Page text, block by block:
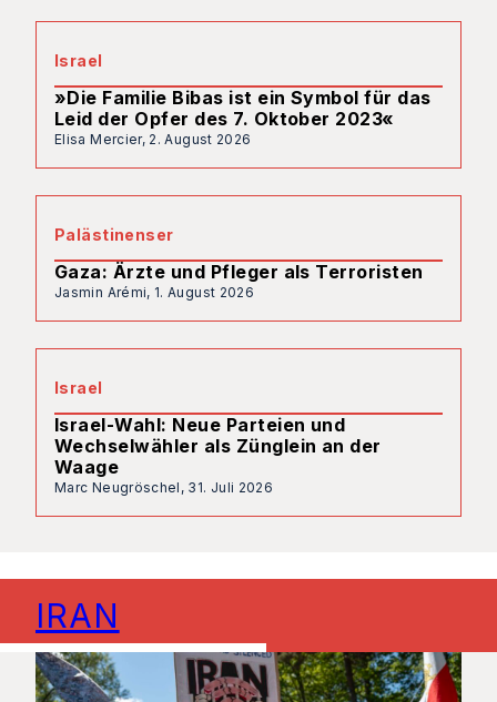
Israel
»Die Familie Bibas ist ein Symbol für das
Leid der Opfer des 7. Oktober 2023«
Elisa Mercier, 2. August 2026
Palästinenser
Gaza: Ärzte und Pfleger als Terroristen
Jasmin Arémi, 1. August 2026
Israel
Israel-Wahl: Neue Parteien und
Wechselwähler als Zünglein an der
Waage
Marc Neugröschel, 31. Juli 2026
IRAN